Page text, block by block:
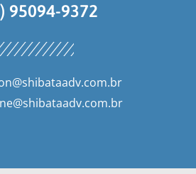
95094-9372